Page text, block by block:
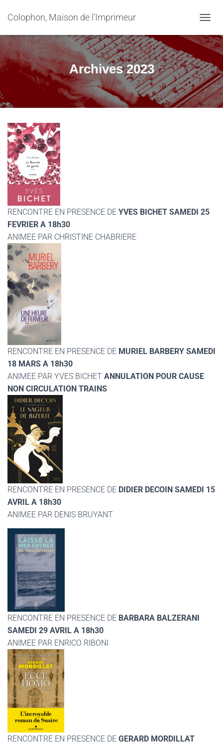
Colophon, Maison de l'Imprimeur
Archives 2023
RENCONTRE EN PRESENCE DE YVES BICHET SAMEDI 25
FEVRIER A 18h30
ANIMEE PAR CHRISTINE CHABRIERE
RENCONTRE EN PRESENCE DE MURIEL BARBERY SAMEDI
18 MARS A 18h30
ANIMEE PAR YVES BICHET ANNULATION POUR CAUSE
NON CIRCULATION TRAINS
RENCONTRE EN PRESENCE DE DIDIER DECOIN SAMEDI 15
AVRIL A 18h30
ANIMEE PAR DENIS BRUYANT
RENCONTRE EN PRESENCE DE BARBARA BALZERANI
SAMEDI 29 AVRIL A 18h30
ANIMEE PAR ENRICO RIBONI
RENCONTRE EN PRESENCE DE GERARD MORDILLAT